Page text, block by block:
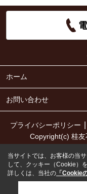
ホーム
お問い合わせ
プライバシーポリシー
Copyright(c) 桂友
当サイトでは、お客様の当
して、クッキー（Cookie）
詳しくは、当社の 「Cookie